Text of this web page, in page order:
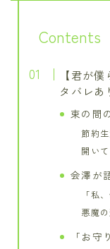
Contents
【君が
タバレあ
束の間
節約
開い
会澤が
「私
悪魔
「お